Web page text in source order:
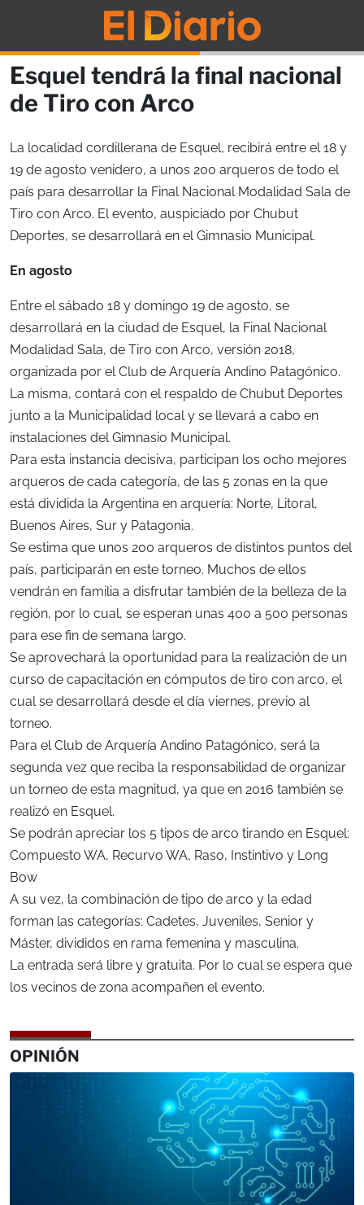
Esquel tendrá la final nacional
de Tiro con Arco
La localidad cordillerana de Esquel, recibirá entre el 18 y
19 de agosto venidero, a unos 200 arqueros de todo el
país para desarrollar la Final Nacional Modalidad Sala de
Tiro con Arco. El evento, auspiciado por Chubut
Deportes, se desarrollará en el Gimnasio Municipal.
En agosto
Entre el sábado 18 y domingo 19 de agosto, se
desarrollará en la ciudad de Esquel, la Final Nacional
Modalidad Sala, de Tiro con Arco, versión 2018,
organizada por el Club de Arquería Andino Patagónico.
La misma, contará con el respaldo de Chubut Deportes
junto a la Municipalidad local y se llevará a cabo en
instalaciones del Gimnasio Municipal.
Para esta instancia decisiva, participan los ocho mejores
arqueros de cada categoría, de las 5 zonas en la que
está dividida la Argentina en arquería: Norte, Litoral,
Buenos Aires, Sur y Patagonia.
Se estima que unos 200 arqueros de distintos puntos del
país, participarán en este torneo. Muchos de ellos
vendrán en familia a disfrutar también de la belleza de la
región, por lo cual, se esperan unas 400 a 500 personas
para ese fin de semana largo.
Se aprovechará la oportunidad para la realización de un
curso de capacitación en cómputos de tiro con arco, el
cual se desarrollará desde el día viernes, previo al
torneo.
Para el Club de Arquería Andino Patagónico, será la
segunda vez que reciba la responsabilidad de organizar
un torneo de esta magnitud, ya que en 2016 también se
realizó en Esquel.
Se podrán apreciar los 5 tipos de arco tirando en Esquel:
Compuesto WA, Recurvo WA, Raso, Instintivo y Long
Bow
A su vez, la combinación de tipo de arco y la edad
forman las categorías: Cadetes, Juveniles, Senior y
Máster, divididos en rama femenina y masculina.
La entrada será libre y gratuita. Por lo cual se espera que
los vecinos de zona acompañen el evento.
OPINIÓN